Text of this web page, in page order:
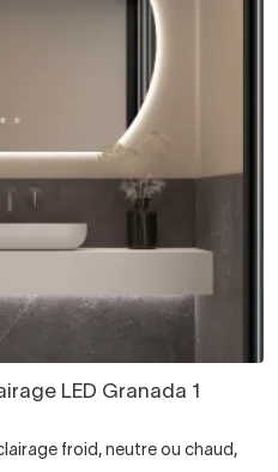
LED Granada 1
froid, neutre ou chaud,